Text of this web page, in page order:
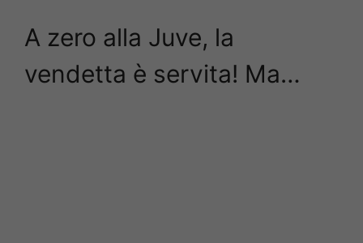
A zero alla Juve, la
vendetta è servita! Ma…